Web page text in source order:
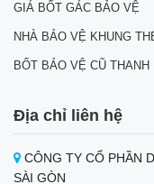
GIÁ BỐT GÁC BẢO VỆ
NHÀ BẢO VỆ KHUNG
BỐT BẢO VỆ CŨ THANH
Địa chỉ liên hệ
CÔNG TY CỔ PHẦN
SÀI GÒN